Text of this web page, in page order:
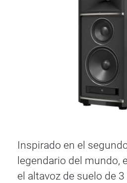
Inspirado en el
legendario del mundo,
el altavoz de suelo de 3